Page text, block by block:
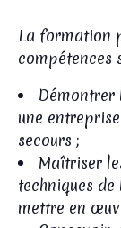
La formation
compétences
Démontrer
une
secours ;
Maîtriser
techniques
mettre en